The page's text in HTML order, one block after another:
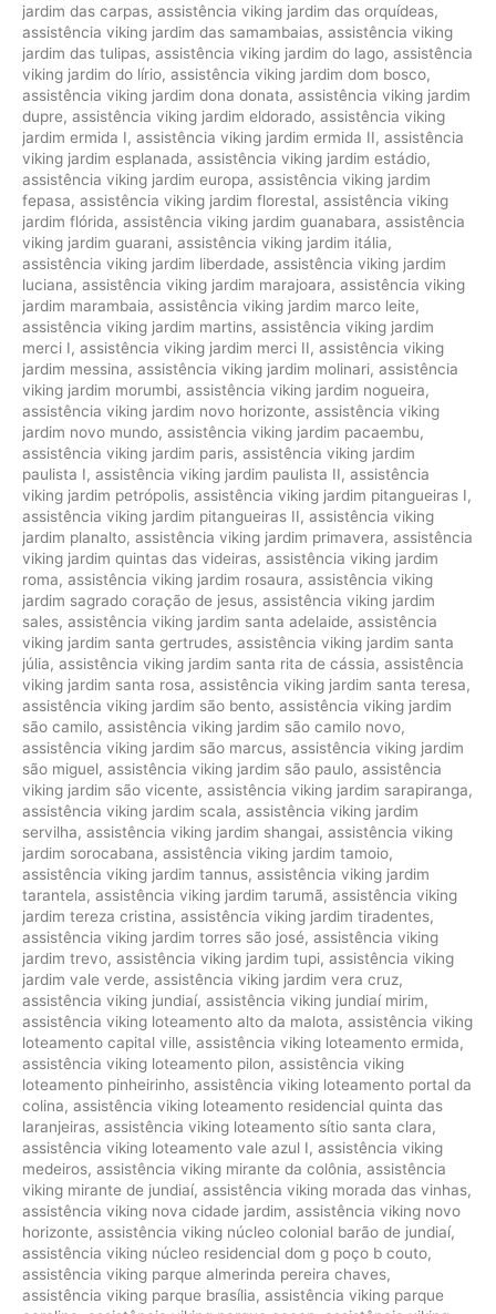
jardim das carpas, assistência viking jardim das orquídeas,
assistência viking jardim das samambaias, assistência viking
jardim das tulipas, assistência viking jardim do lago, assistência
viking jardim do lírio, assistência viking jardim dom bosco,
assistência viking jardim dona donata, assistência viking jardim
dupre, assistência viking jardim eldorado, assistência viking
jardim ermida I, assistência viking jardim ermida II, assistência
viking jardim esplanada, assistência viking jardim estádio,
assistência viking jardim europa, assistência viking jardim
fepasa, assistência viking jardim florestal, assistência viking
jardim flórida, assistência viking jardim guanabara, assistência
viking jardim guarani, assistência viking jardim itália,
assistência viking jardim liberdade, assistência viking jardim
luciana, assistência viking jardim marajoara, assistência viking
jardim marambaia, assistência viking jardim marco leite,
assistência viking jardim martins, assistência viking jardim
merci I, assistência viking jardim merci II, assistência viking
jardim messina, assistência viking jardim molinari, assistência
viking jardim morumbi, assistência viking jardim nogueira,
assistência viking jardim novo horizonte, assistência viking
jardim novo mundo, assistência viking jardim pacaembu,
assistência viking jardim paris, assistência viking jardim
paulista I, assistência viking jardim paulista II, assistência
viking jardim petrópolis, assistência viking jardim pitangueiras I,
assistência viking jardim pitangueiras II, assistência viking
jardim planalto, assistência viking jardim primavera, assistência
viking jardim quintas das videiras, assistência viking jardim
roma, assistência viking jardim rosaura, assistência viking
jardim sagrado coração de jesus, assistência viking jardim
sales, assistência viking jardim santa adelaide, assistência
viking jardim santa gertrudes, assistência viking jardim santa
júlia, assistência viking jardim santa rita de cássia, assistência
viking jardim santa rosa, assistência viking jardim santa teresa,
assistência viking jardim são bento, assistência viking jardim
são camilo, assistência viking jardim são camilo novo,
assistência viking jardim são marcus, assistência viking jardim
são miguel, assistência viking jardim são paulo, assistência
viking jardim são vicente, assistência viking jardim sarapiranga,
assistência viking jardim scala, assistência viking jardim
servilha, assistência viking jardim shangai, assistência viking
jardim sorocabana, assistência viking jardim tamoio,
assistência viking jardim tannus, assistência viking jardim
tarantela, assistência viking jardim tarumã, assistência viking
jardim tereza cristina, assistência viking jardim tiradentes,
assistência viking jardim torres são josé, assistência viking
jardim trevo, assistência viking jardim tupi, assistência viking
jardim vale verde, assistência viking jardim vera cruz,
assistência viking jundiaí, assistência viking jundiaí mirim,
assistência viking loteamento alto da malota, assistência viking
loteamento capital ville, assistência viking loteamento ermida,
assistência viking loteamento pilon, assistência viking
loteamento pinheirinho, assistência viking loteamento portal da
colina, assistência viking loteamento residencial quinta das
laranjeiras, assistência viking loteamento sítio santa clara,
assistência viking loteamento vale azul I, assistência viking
medeiros, assistência viking mirante da colônia, assistência
viking mirante de jundiaí, assistência viking morada das vinhas,
assistência viking nova cidade jardim, assistência viking novo
horizonte, assistência viking núcleo colonial barão de jundiaí,
assistência viking núcleo residencial dom g poço b couto,
assistência viking parque almerinda pereira chaves,
assistência viking parque brasília, assistência viking parque